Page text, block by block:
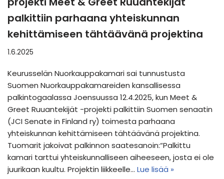
palkittiin parhaana yhteiskunnan
kehittämiseen tähtäävänä projektina
1.6.2025
Keurusselän Nuorkauppakamari sai tunnustusta
Suomen Nuorkauppakamareiden kansallisessa
palkintogaalassa Joensuussa 12.4.2025, kun Meet &
Greet Ruuantekijät -projekti palkittiin Suomen senaatin
(JCI Senate in Finland ry) toimesta parhaana
yhteiskunnan kehittämiseen tähtäävänä projektina.
Tuomarit jakoivat palkinnon saatesanoin:“Palkittu
kamari tarttui yhteiskunnalliseen aiheeseen, josta ei ole
juurikaan kuultu. Projektin liikkeelle… Lue lisää »